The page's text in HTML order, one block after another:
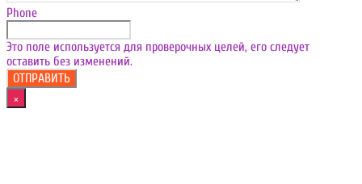
Phone
Это поле используется для проверочных целей, его следует
оставить без изменений.
×